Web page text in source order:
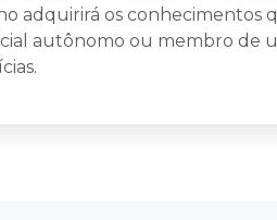
adquirirá os conhecimentos
autônomo ou membro de